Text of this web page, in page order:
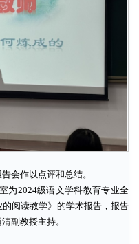
会作以点评和总结。
为2024级语文学科教育专业全
阅读教学》的学术报告，报告
副教授主持。